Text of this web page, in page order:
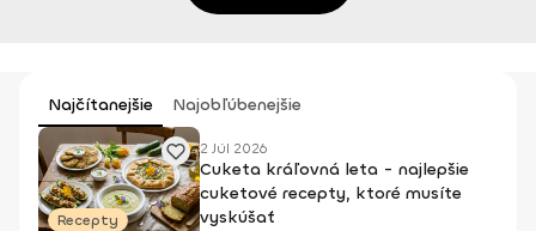
Najčítanejšie Najobľúbenejšie
Recepty
2 Júl 2026
Cuketa kráľovná leta - najlepšie
cuketové recepty, ktoré musíte
vyskúšať